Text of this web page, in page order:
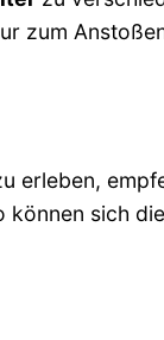
zum
erleben,
können sich